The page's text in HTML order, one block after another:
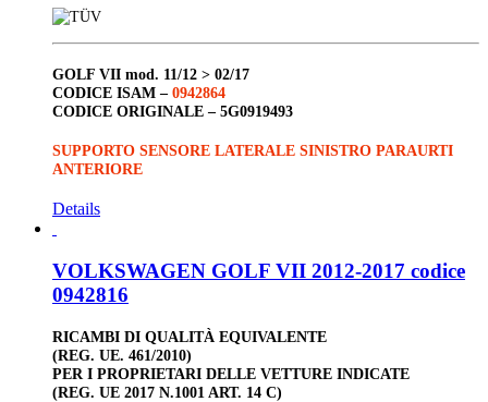
GOLF VII mod. 11/12 > 02/17
CODICE ISAM – 0942864
CODICE ORIGINALE – 5G0919493
SUPPORTO SENSORE LATERALE SINISTRO PARAURTI
ANTERIORE
Details
VOLKSWAGEN GOLF VII 2012-2017 codice
0942816
RICAMBI DI QUALITÀ EQUIVALENTE
(REG. UE. 461/2010)
PER I PROPRIETARI DELLE VETTURE INDICATE
(REG. UE 2017 N.1001 ART. 14 C)